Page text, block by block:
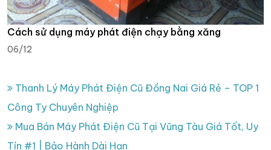
Cách sử dụng máy phát điện chạy bằng xăng
06/12
Thanh Lý Máy Phát Điện Cũ Đồng Nai Giá Rẻ – TOP 1
Công Ty Chuyên Nghiệp
Mua Bán Máy Phát Điện Cũ Tại Vũng Tàu Giá Tốt, Uy
Tín #1 | Bảo Hành Dài Hạn